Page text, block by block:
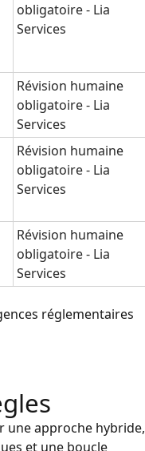
obligatoire - Lia
Services
Révision humaine
obligatoire - Lia
Services
Révision humaine
obligatoire - Lia
Services
Révision humaine
obligatoire - Lia
Services
réglementaires
une approche hybride,
et une boucle